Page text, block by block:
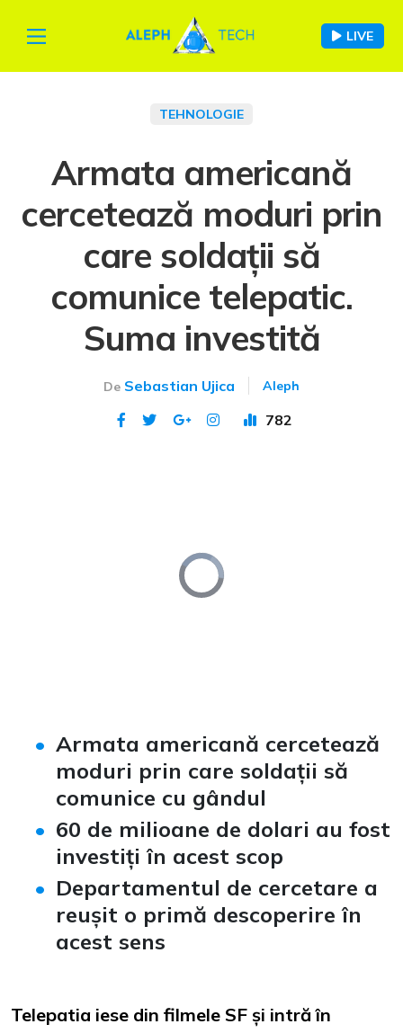
LIVE
TEHNOLOGIE
Armata americană
cercetează moduri prin
care soldații să
comunice telepatic.
Suma investită
De Sebastian Ujica Aleph
782
Video
Player
is
loading.
Armata americană cercetează
moduri prin care soldații să
comunice cu gândul
60 de milioane de dolari au fost
investiți în acest scop
Departamentul de cercetare a
reușit o primă descoperire în
acest sens
Telepatia iese din filmele SF și intră în